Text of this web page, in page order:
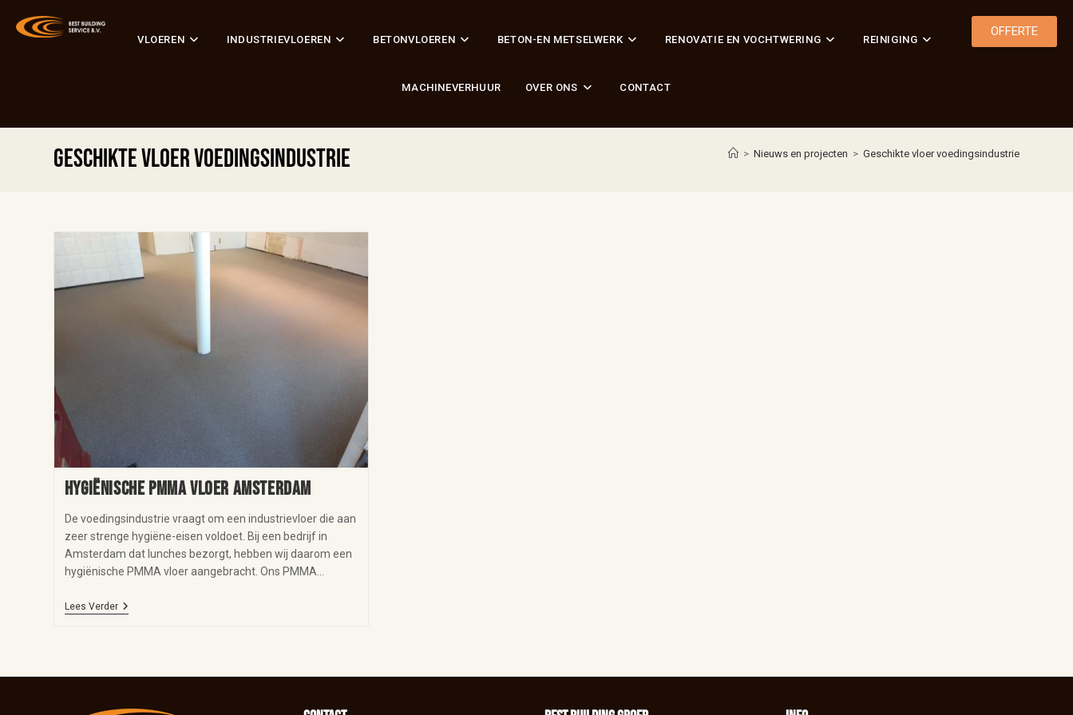
VLOEREN INDUSTRIEVLOEREN BETONVLOEREN BETON-EN METSELWERK RENOVATIE EN VOCHTWERING REINIGING
MACHINEVERHUUR OVER ONS CONTACT
OFFERTE
Geschikte vloer voedingsindustrie > Nieuws en projecten > Geschikte vloer voedingsindustrie
Hygiënische PMMA vloer Amsterdam
De voedingsindustrie vraagt om een industrievloer die aan
zeer strenge hygiëne-eisen voldoet. Bij een bedrijf in
Amsterdam dat lunches bezorgt, hebben wij daarom een
hygiënische PMMA vloer aangebracht. Ons PMMA…
Lees Verder